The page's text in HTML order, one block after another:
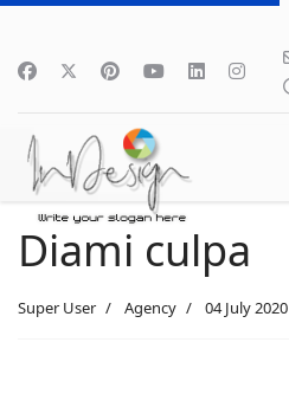
Diami culpa
Super User Agency 04 July 2020